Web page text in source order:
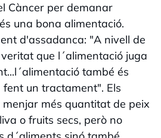
Càncer per demanar
una bona alimentació.
d'assadanca: "A nivell de
que l´alimentació juga
també és
un tractament". Els
més quantitat de peix
o fruits secs, però no